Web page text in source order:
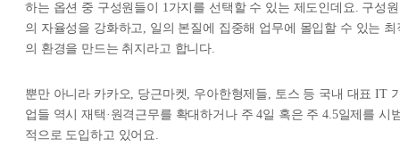
하는 옵션 중 구성원들이 1가지를 선택할 수 있는 제도인데요. 구성원
의 자율성을 강화하고, 일의 본질에 집중해 업무에 몰입할 수 있는 최
의 환경을 만드는 취지라고 합니다.
뿐만 아니라 카카오, 당근마켓, 우아한형제들, 토스 등 국내 대표 IT
업들 역시 재택·원격근무를 확대하거나 주 4일 혹은 주 4.5일제를 시
적으로 도입하고 있어요.